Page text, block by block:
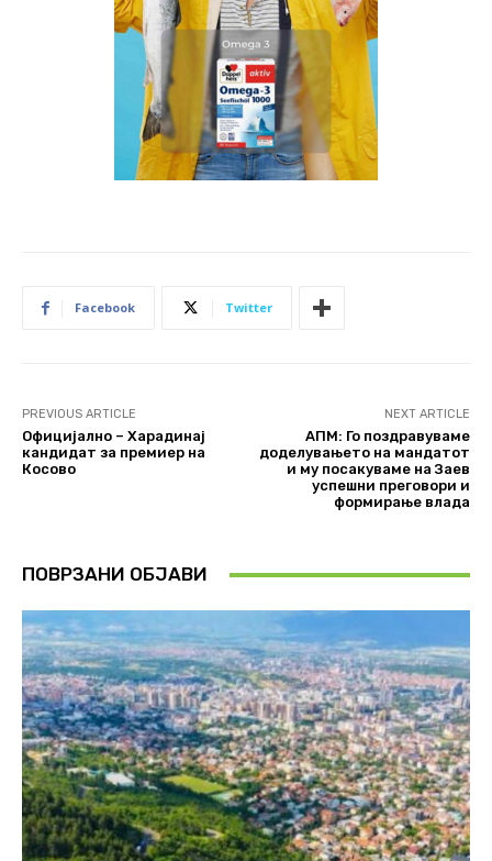
Facebook Twitter
PREVIOUS ARTICLE
Официјално – Харадинај
кандидат за премиер на
Косово
NEXT ARTICLE
АПМ: Го поздравуваме
доделувањето на мандатот
и му посакуваме на Заев
успешни преговори и
формирање влада
ПОВРЗАНИ ОБЈАВИ